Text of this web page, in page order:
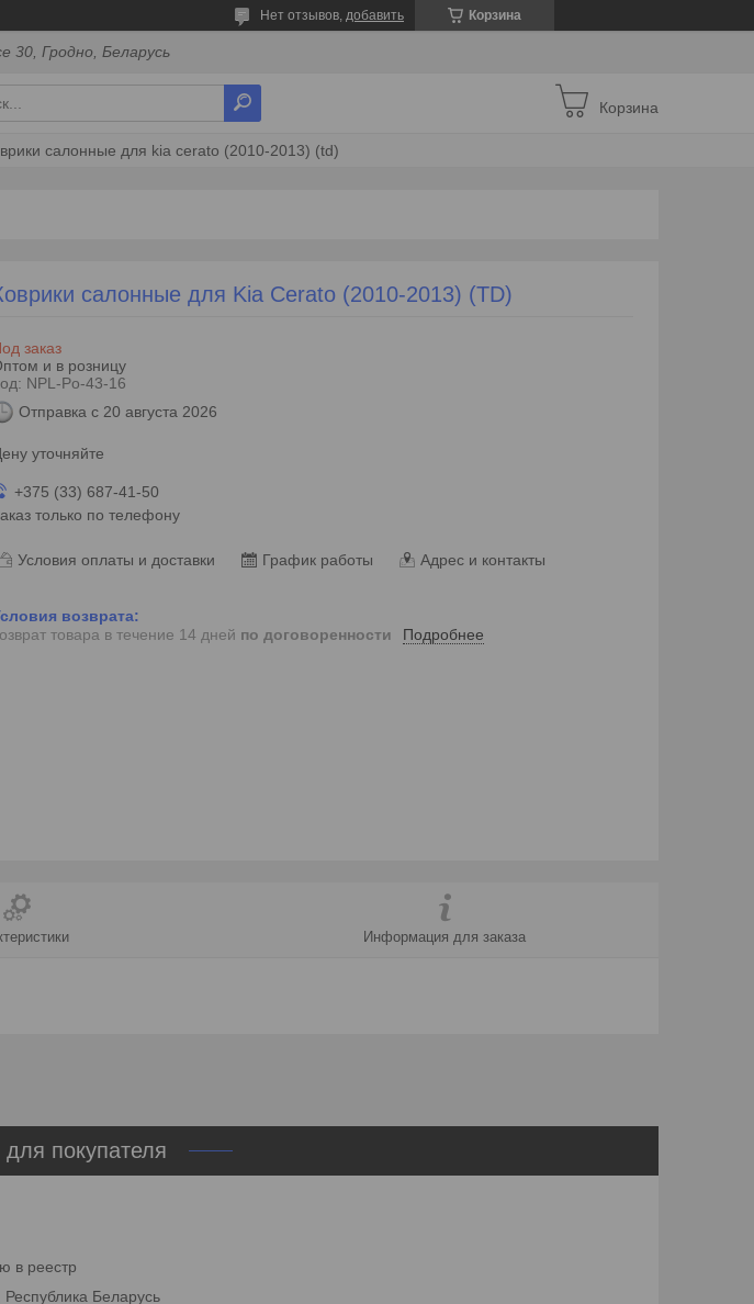
Корзина
Нет отзывов, добавить
30, Гродно, Беларусь
Корзина
салонные для kia cerato (2010-2013) (td)
салонные для Kia Cerato (2010-2013) (TD)
заказ
и в розницу
NPL-Po-43-16
Отправка с 20 августа 2026
уточняйте
+375 (33) 687-41-50
только по телефону
Условия оплаты и доставки График работы Адрес и контакты
товара в течение 14 дней по договоренности Подробнее
Информация для заказа
покупателя
в реестр
Беларусь